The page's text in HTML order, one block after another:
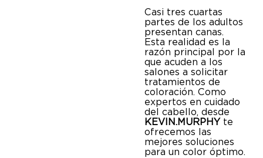
Casi tres cuartas
partes de los adultos
presentan canas.
Esta realidad es la
razón principal por la
que acuden a los
salones a solicitar
tratamientos de
coloración. Como
expertos en cuidado
del cabello, desde
KEVIN.MURPHY te
ofrecemos las
mejores soluciones
para un color óptimo.